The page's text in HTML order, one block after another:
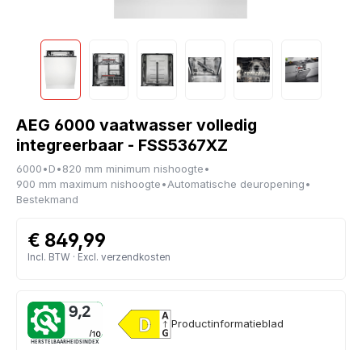
AEG 6000 vaatwasser volledig
integreerbaar - FSS5367XZ
6000•D•820 mm minimum nishoogte•
900 mm maximum nishoogte•Automatische deuropening•
Bestekmand
€ 849,99
Incl. BTW · Excl. verzendkosten
9,2
HERSTELBAARHEIDSINDEX
Productinformatieblad